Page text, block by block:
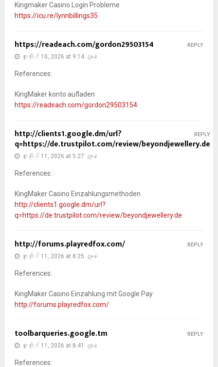
Kingmaker Casino Login Probleme
https://icu.re/lynnbillings35
https://readeach.com/gordon29503154
ဇူလိုင် 10, 2026 at 9:14 ညနေ
References:
KingMaker konto aufladen
https://readeach.com/gordon29503154
REPLY
http://clients1.google.dm/url?
q=https://de.trustpilot.com/review/beyondjewellery.de
ဇူလိုင် 11, 2026 at 5:27 ညနေ
References:
KingMaker Casino Einzahlungsmethoden
http://clients1.google.dm/url?
q=https://de.trustpilot.com/review/beyondjewellery.de
REPLY
http://forums.playredfox.com/
ဇူလိုင် 11, 2026 at 8:25 ညနေ
References:
KingMaker Casino Einzahlung mit Google Pay
http://forums.playredfox.com/
REPLY
toolbarqueries.google.tm
ဇူလိုင် 11, 2026 at 8:41 ညနေ
References:
REPLY